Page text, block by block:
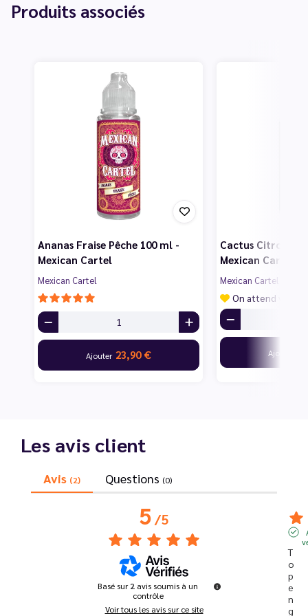
Produits associés
Ananas Fraise Pêche 100 ml -
Mexican Cartel
Mexican Cartel
Ajouter 23,90 €
Cactus Citron
Mexican Cartel
Mexican Cartel
On attend vos
Ajouter
Les avis client
Avis (2) Questions (0)
5/5
Basé sur2 avis soumis à un
contrôle
Voir tous les avis sur ce site
T
o
p
e
n
g